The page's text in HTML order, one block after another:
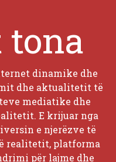
dinamike dhe
dhe aktualitetit të
mediatike dhe
E krijuar nga
e njerëzve të
realitetit, platforma
për lajme dhe